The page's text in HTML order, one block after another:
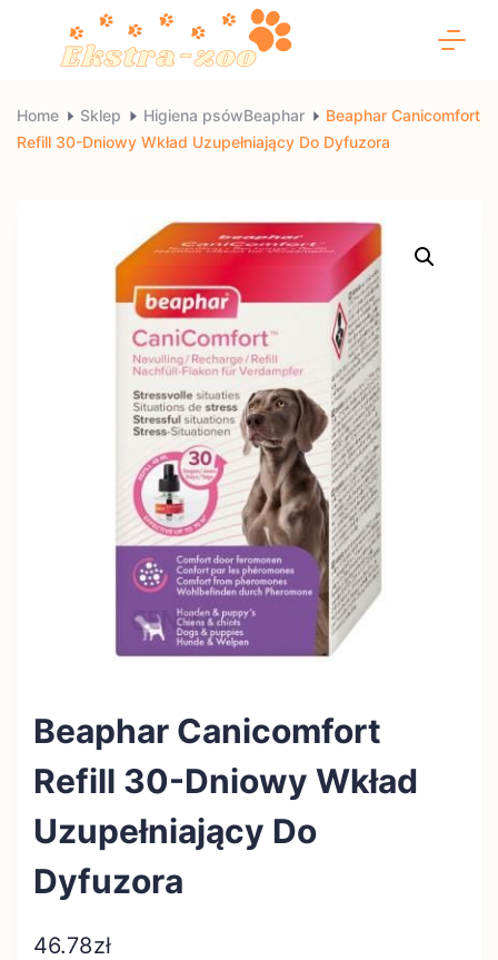
Ekstra-
zoo
Home Sklep Higiena psówBeaphar
Beaphar Canicomfort
Refill 30-Dniowy Wkład Uzupełniający Do Dyfuzora
Beaphar Canicomfort
Refill 30-Dniowy Wkład
Uzupełniający Do
Dyfuzora
46.78zł